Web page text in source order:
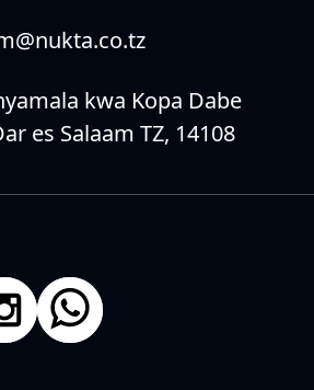
kwa Kopa Dabe
es Salaam TZ, 14108